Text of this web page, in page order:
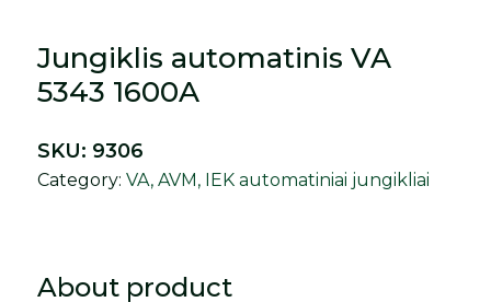
Jungiklis automatinis VA
5343 1600A
SKU: 9306
Category:VA, AVM, IEK automatiniai jungikliai
About product